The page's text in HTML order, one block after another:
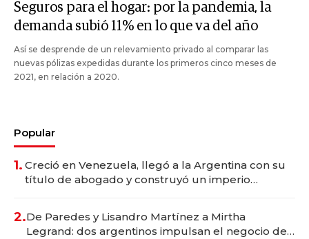
Seguros para el hogar: por la pandemia, la
demanda subió 11% en lo que va del año
Así se desprende de un relevamiento privado al comparar las
nuevas pólizas expedidas durante los primeros cinco meses de
2021, en relación a 2020.
Popular
1. Creció en Venezuela, llegó a la Argentina con su
título de abogado y construyó un imperio
2.De Paredes y Lisandro Martínez a Mirtha
Legrand: dos argentinos impulsan el negocio del